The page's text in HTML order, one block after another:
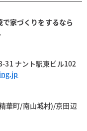
家づくりをするなら
ナント駅東ビル102
華町/南山城村)/京田辺